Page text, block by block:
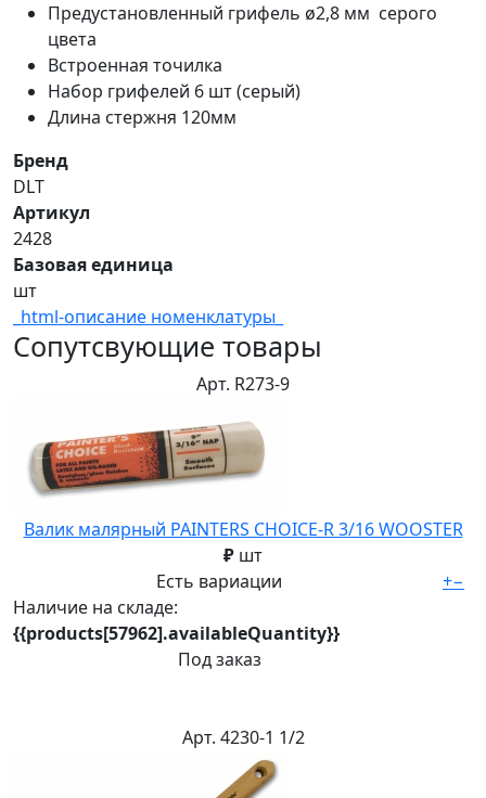
Предустановленный грифель ø2,8 мм серого
цвета
Встроенная точилка
Набор грифелей 6 шт (серый)
Длина стержня 120мм
Бренд
DLT
Артикул
2428
Базовая единица
шт
_html-описание номенклатуры_
Сопутсвующие товары
Арт. R273-9
Валик малярный PAINTERS CHOICE-R 3/16 WOOSTER
₽ шт
Есть вариации
Наличие на складе:
{{products[57962].availableQuantity}}
Под заказ
+−
Арт. 4230-1 1/2